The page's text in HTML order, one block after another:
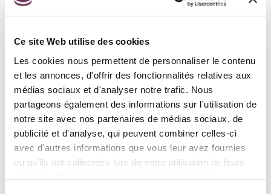
Ce site Web utilise des cookies
Les cookies nous permettent de personnaliser le contenu
et les annonces, d'offrir des fonctionnalités relatives aux
médias sociaux et d'analyser notre trafic. Nous
partageons également des informations sur l'utilisation de
notre site avec nos partenaires de médias sociaux, de
publicité et d'analyse, qui peuvent combiner celles-ci
avec d'autres informations que vous leur avez fournies
ou qu'ils ont collectées lors de votre utilisation de leurs
services. Vous consentez à nos cookies si vous
38
ASSOCIATIONS